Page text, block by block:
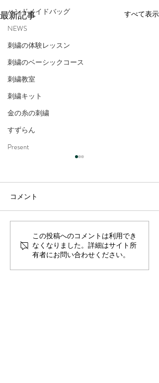
ハンドメイドバッグ
NEWS
刺繍の体験レッスン
刺繍のベーシックコース
刺繍教室
刺繍キット
金の糸の刺繍
すずらん
Present
最新記事 すべて表示
クリスマスワークショッ
プへのご参加ありがとう
ございました。
コメント
この投稿へのコメントは利用でき
なくなりました。詳細はサイト所
有者にお問い合わせください。